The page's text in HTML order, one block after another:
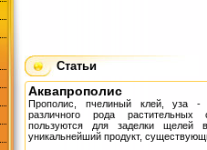
Статьи
Аквапрополис
Прополис, пчелиный клей, уза -
различного рода
пользуются для заделки щелей
уникальнейший продукт,